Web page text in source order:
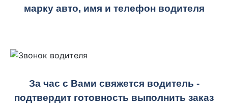
марку авто, имя и телефон водителя
За час с Вами свяжется водитель -
подтвердит готовность выполнить заказ